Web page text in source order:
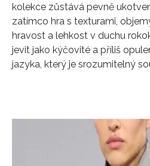
kolekce zůstává pevně
zatímco hra s texturami,
hravost a lehkost v duchu
jevit jako kýčovité a příliš
jazyka, který je srozumitelný